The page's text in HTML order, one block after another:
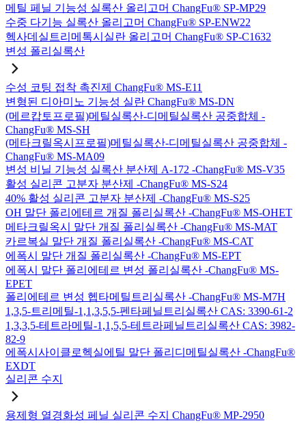
메틸 페닐 기능성 실록산 올리고머 ChangFu® SP-MP29
수중 다기능 실록산 올리고머 ChangFu® SP-ENW22
헥사데실트리메톡시실란 올리고머 ChangFu® SP-C1632
변성 폴리실록산
수성 코팅 접착 촉진제 ChangFu® MS-E11
변형된 디아미노 기능성 실란 ChangFu® MS-DN
(메르캅토프로필)메틸실록산-디메틸실록산 공중합체 -
ChangFu® MS-SH
(메타크릴옥시프로필)메틸실록산-디메틸실록산 공중합체 -
ChangFu® MS-MA09
변성 비닐 기능성 실록산 분산제 A-172 -ChangFu® MS-V35
활성 실리콘 고분자 분산제 -ChangFu® MS-S24
40% 활성 실리콘 고분자 분산제 -ChangFu® MS-S25
OH 말단 폴리에테르 개질 폴리실록산 -ChangFu® MS-OHET
메타크릴옥시 말단 개질 폴리실록산 -ChangFu® MS-MAT
카르복실 말단 개질 폴리실록산 -ChangFu® MS-CAT
에폭시 말단 개질 폴리실록산 -ChangFu® MS-EPT
에폭시 말단 폴리에테르 변성 폴리실록산 -ChangFu® MS-
EPET
폴리에테르 변성 헵타메틸트리실록산 -ChangFu® MS-M7H
1,3,5-트리메틸-1,1,3,5,5-펜타페닐트리실록산 CAS: 3390-61-2
1,3,3,5-테트라메틸-1,1,5,5-테트라페닐트리실록산 CAS: 3982-
82-9
에폭시사이클로헥실에틸 말단 폴리디메틸실록산 -ChangFu®
EXDT
실리콘 수지
용제형 열경화성 페닐 실리콘 수지 ChangFu® MP-2950